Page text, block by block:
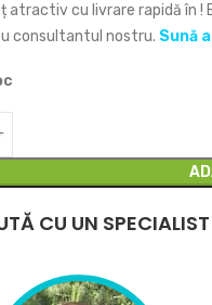
atractiv cu livrare rapidă în !
consultantul nostru. Sună
CU UN SPECIALIST